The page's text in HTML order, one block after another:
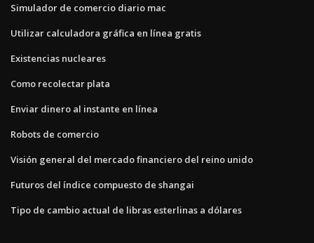
Simulador de comercio diario mac
Utilizar calculadora gráfica en línea gratis
Existencias nucleares
Como recolectar plata
Enviar dinero al instante en línea
Robots de comercio
Visión general del mercado financiero del reino unido
Futuros del índice compuesto de shangai
Tipo de cambio actual de libras esterlinas a dólares